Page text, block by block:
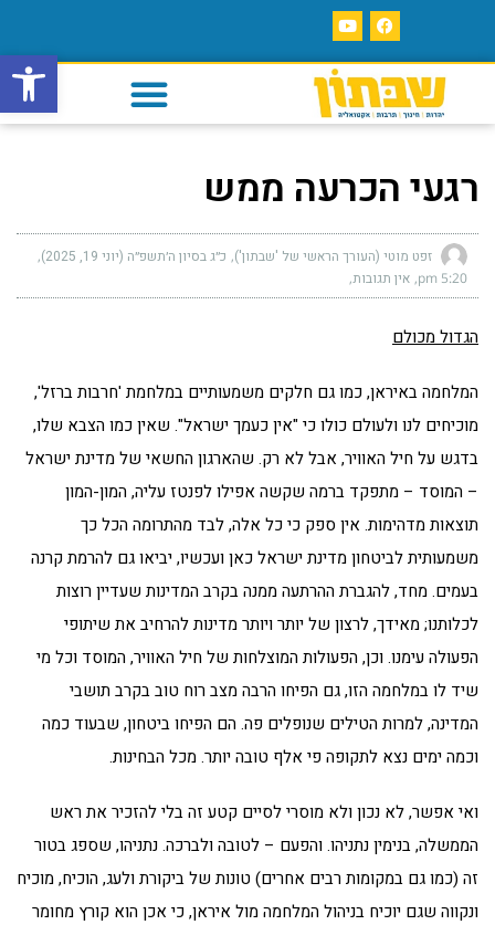
פתח
רגעי הכרעה ממש
זפט מוטי (העורך הראשי של 'שבתון') כ״ג בסיון ה׳תשפ״ה (יוני 19, 2025)
5:20 pm אין תגובות
הגדול מכולם
המלחמה באיראן, כמו גם חלקים משמעותיים במלחמת 'חרבות ברזל',
מוכיחים לנו ולעולם כולו כי "אין כעמך ישראל". שאין כמו הצבא שלו,
בדגש על חיל האוויר, אבל לא רק. שהארגון החשאי של מדינת ישראל
– המוסד – מתפקד ברמה שקשה אפילו לפנטז עליה, המון-המון
תוצאות מדהימות. אין ספק כי כל אלה, לבד מהתרומה הכל כך
משמעותית לביטחון מדינת ישראל כאן ועכשיו, יביאו גם להרמת קרנה
בעמים. מחד, להגברת ההרתעה ממנה בקרב המדינות שעדיין רוצות
לכלותנו; מאידך, לרצון של יותר ויותר מדינות להרחיב את שיתופי
הפעולה עימנו. וכן, הפעולות המוצלחות של חיל האוויר, המוסד וכל מי
שיד לו במלחמה הזו, גם הפיחו הרבה מצב רוח טוב בקרב תושבי
המדינה, למרות הטילים שנופלים פה. הם הפיחו ביטחון, שבעוד כמה
וכמה ימים נצא לתקופה פי אלף טובה יותר. מכל הבחינות.
ואי אפשר, לא נכון ולא מוסרי לסיים קטע זה בלי להזכיר את ראש
הממשלה, בנימין נתניהו. והפעם – לטובה ולברכה. נתניהו, שספג בטור
זה (כמו גם במקומות רבים אחרים) טונות של ביקורת ולעג, הוכיח, מוכיח
ונקווה שגם יוכיח בניהול המלחמה מול איראן, כי אכן הוא קורץ מחומר